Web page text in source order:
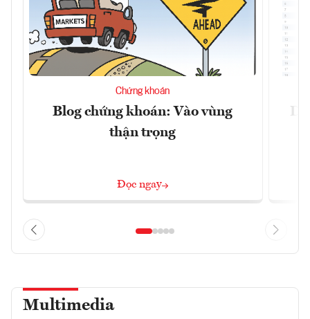
Chứng khoán
Blog chứng khoán: Vào vùng
thận trọng
Đọc ngay
Multimedia